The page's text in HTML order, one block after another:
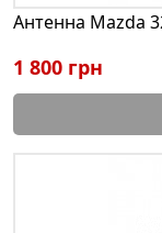
Антенна Mazda
1 800 грн